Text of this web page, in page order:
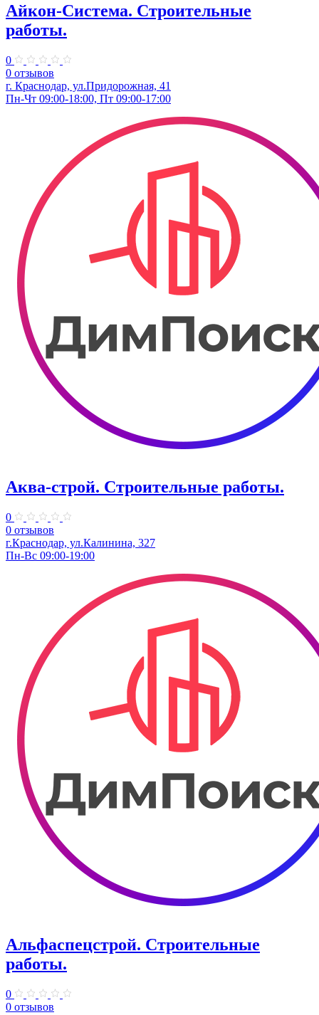
Айкон-Система. Строительные
работы.
0
0 отзывов
г. Краснодар, ул.Придорожная, 41
Пн-Чт 09:00-18:00, Пт 09:00-17:00
Аква-строй. Строительные работы.
0
0 отзывов
г.Краснодар, ул.Калинина, 327
Пн-Вс 09:00-19:00
Альфаспецстрой. Строительные
работы.
0
0 отзывов